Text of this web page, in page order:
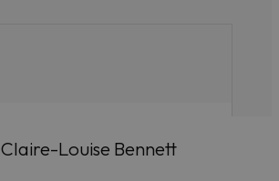
Claire-Louise Bennett